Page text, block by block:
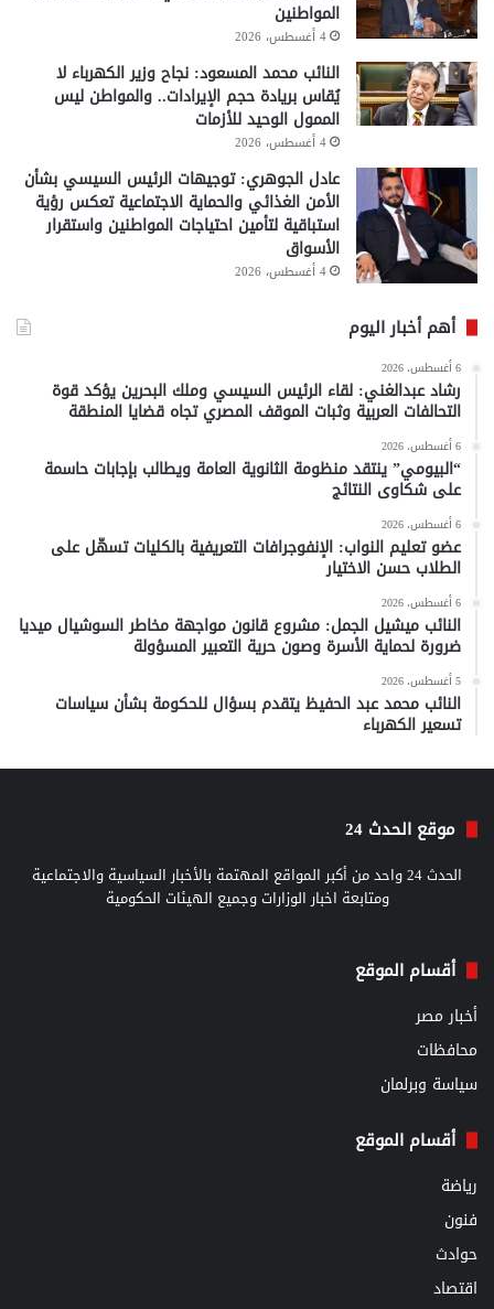
المواطنين
4 أغسطس، 2026
النائب محمد المسعود: نجاح وزير الكهرباء لا
يُقاس بريادة حجم الإيرادات.. والمواطن ليس
الممول الوحيد للأزمات
4 أغسطس، 2026
عادل الجوهري: توجيهات الرئيس السيسي بشأن
الأمن الغذائي والحماية الاجتماعية تعكس رؤية
استباقية لتأمين احتياجات المواطنين واستقرار
الأسواق
4 أغسطس، 2026
أهم أخبار اليوم
6 أغسطس، 2026
رشاد عبدالغني: لقاء الرئيس السيسي وملك البحرين يؤكد قوة
التحالفات العربية وثبات الموقف المصري تجاه قضايا المنطقة
6 أغسطس، 2026
“البيومي” ينتقد منظومة الثانوية العامة ويطالب بإجابات حاسمة
على شكاوى النتائج
6 أغسطس، 2026
عضو تعليم النواب: الإنفوجرافات التعريفية بالكليات تسهّل على
الطلاب حسن الاختيار
6 أغسطس، 2026
النائب ميشيل الجمل: مشروع قانون مواجهة مخاطر السوشيال ميديا
ضرورة لحماية الأسرة وصون حرية التعبير المسؤولة
5 أغسطس، 2026
النائب محمد عبد الحفيظ يتقدم بسؤال للحكومة بشأن سياسات
تسعير الكهرباء
موقع الحدث 24
الحدث 24 واحد من أكبر المواقع المهتمة بالأخبار السياسية والاجتماعية
ومتابعة اخبار الوزارات وجميع الهيئات الحكومية
أقسام الموقع
أخبار مصر
محافظات
سياسة وبرلمان
أقسام الموقع
رياضة
فنون
حوادث
اقتصاد